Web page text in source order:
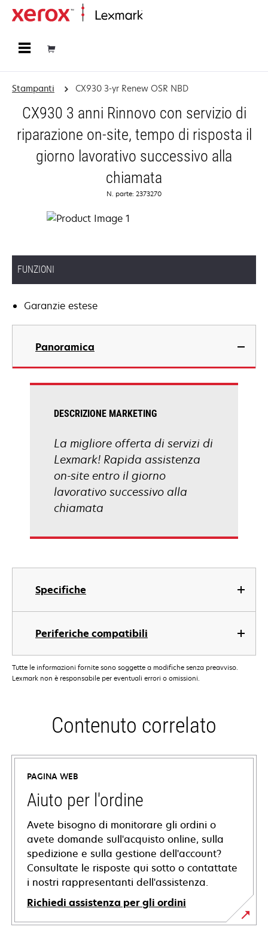
Stampanti CX930 3-yr Renew OSR NBD
CX930 3 anni Rinnovo con servizio di
riparazione on-site, tempo di risposta il
giorno lavorativo successivo alla
chiamata
N. parte: 2373270
FUNZIONI
Garanzie estese
Panoramica
Specifiche
Periferiche compatibili
DESCRIZIONE MARKETING
La migliore offerta di servizi di
Lexmark! Rapida assistenza
on-site entro il giorno
lavorativo successivo alla
chiamata
Tutte le informazioni fornite sono soggette a modifiche senza preavviso.
Lexmark non è responsabile per eventuali errori o omissioni.
Contenuto correlato
PAGINA WEB
Aiuto per l'ordine
Avete bisogno di monitorare gli ordini o
avete domande sull'acquisto online, sulla
spedizione e sulla gestione dell'account?
Consultate le risposte qui sotto o contattate
i nostri rappresentanti dell'assistenza.
Richiedi assistenza per gli ordini